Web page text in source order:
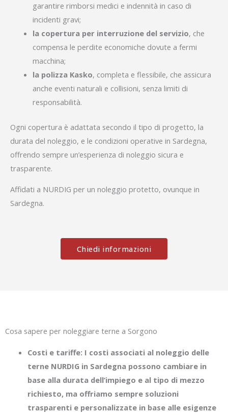
garantire rimborsi medici e indennità in caso di
incidenti gravi;
la copertura per interruzione del servizio, che
compensa le perdite economiche dovute a fermi
macchina;
la polizza Kasko, completa e flessibile, che assicura
anche eventi naturali e collisioni, senza limiti di
responsabilità.
Ogni copertura è adattata secondo il tipo di progetto, la
durata del noleggio, e le condizioni operative in Sardegna,
offrendo sempre un’esperienza di noleggio sicura e
trasparente.
Affidati a NURDIG per un noleggio protetto, ovunque in
Sardegna.
Chiedi informazioni
Cosa sapere per noleggiare terne a Sorgono
Costi e tariffe: I costi associati al noleggio delle
terne NURDIG in Sardegna possono cambiare in
base alla durata dell’impiego e al tipo di mezzo
richiesto, ma offriamo sempre soluzioni
trasparenti e personalizzate in base alle esigenze